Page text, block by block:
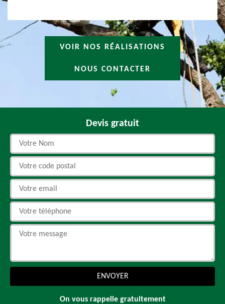
VOIR NOS RÉALISATIONS
NOUS CONTACTER
Devis gratuit
On vous rappelle gratuitement